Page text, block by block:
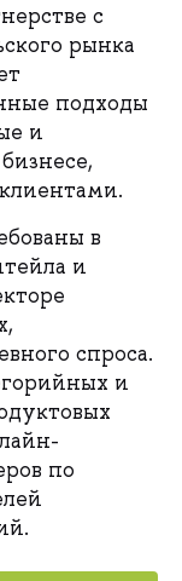
с
рынка
подходы
и
в
и
спроса.
и
по